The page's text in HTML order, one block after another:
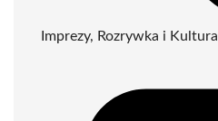
Imprezy, Rozrywka i Kultura